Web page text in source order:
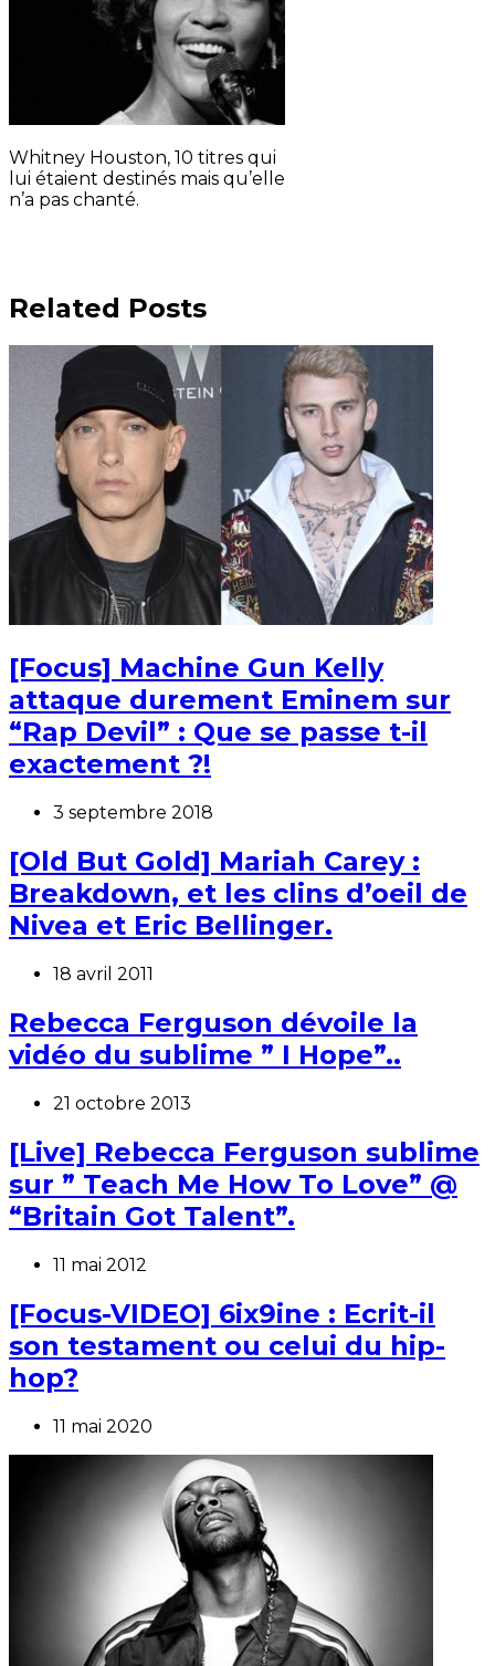
Whitney Houston, 10 titres qui
lui étaient destinés mais qu’elle
n’a pas chanté.
Related Posts
[Focus] Machine Gun Kelly
attaque durement Eminem sur
“Rap Devil” : Que se passe t-il
exactement ?!
3 septembre 2018
[Old But Gold] Mariah Carey :
Breakdown, et les clins d’oeil de
Nivea et Eric Bellinger.
18 avril 2011
Rebecca Ferguson dévoile la
vidéo du sublime ” I Hope”..
21 octobre 2013
[Live] Rebecca Ferguson sublime
sur ” Teach Me How To Love” @
“Britain Got Talent”.
11 mai 2012
[Focus-VIDEO] 6ix9ine : Ecrit-il
son testament ou celui du hip-
hop?
11 mai 2020